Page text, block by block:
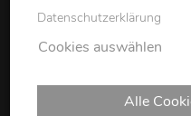
Datenschutzerklärung
Cookies auswählen
Alle